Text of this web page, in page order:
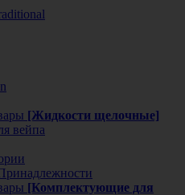
[Жидкости щелочные]
вейпа
[Комплектующие для